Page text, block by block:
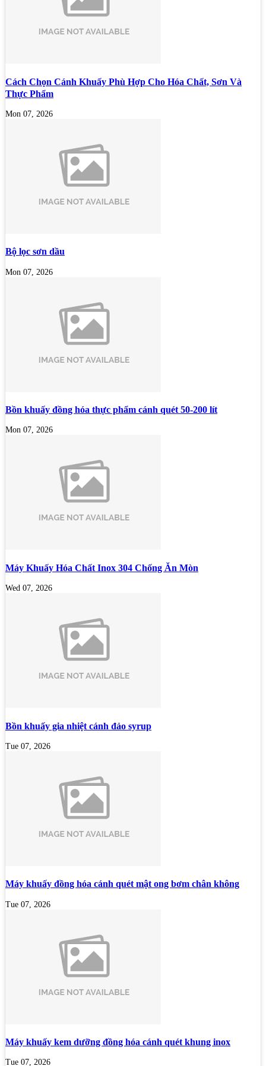
Cách Chọn Cánh Khuấy Phù Hợp Cho Hóa Chất, Sơn Và
Thực Phẩm
Mon 07, 2026
Bộ lọc sơn dầu
Mon 07, 2026
Bồn khuấy đồng hóa thực phẩm cánh quét 50-200 lít
Mon 07, 2026
Máy Khuấy Hóa Chất Inox 304 Chống Ăn Mòn
Wed 07, 2026
Bồn khuấy gia nhiệt cánh đảo syrup
Tue 07, 2026
Máy khuấy đồng hóa cánh quét mật ong bơm chân không
Tue 07, 2026
Máy khuấy kem dưỡng đồng hóa cánh quét khung inox
Tue 07, 2026